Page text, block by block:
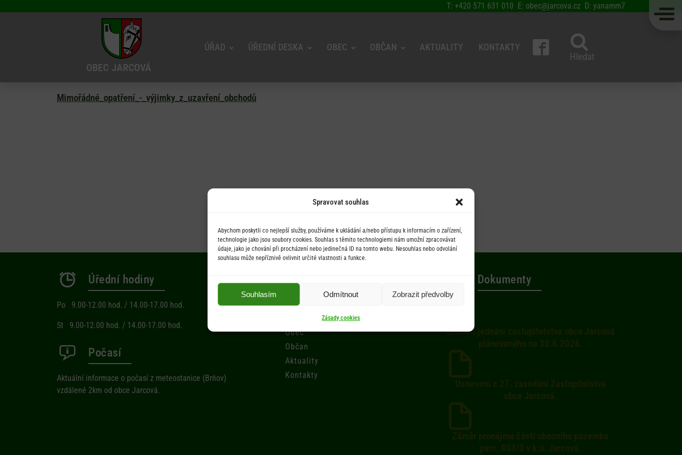
Spravovat souhlas
Abychom poskytli co nejlepší služby, používáme k ukládání a/nebo přístupu k informacím o zařízení,
technologie jako jsou soubory cookies. Souhlas s těmito technologiemi nám umožní zpracovávat
údaje, jako je chování při procházení nebo jedinečná ID na tomto webu. Nesouhlas nebo odvolání
souhlasu může nepříznivě ovlivnit určité vlastnosti a funkce.
Souhlasím Odmítnout Zobrazit předvolby
Zásady cookies
T: +420 571 631 010 E: obec@jarcova.cz D: yanamm7
OBEC JARCOVÁ
ÚŘAD ÚŘEDNÍ DESKA OBEC OBČAN AKTUALITY KONTAKTY
Hledat
Mimořádné_opatření_-_výjimky_z_uzavření_obchodů
Úřední hodiny
Po 9.00-12.00 hod. / 14.00-17.00 hod.
St 9.00-12.00 hod. / 14.00-17.00 hod.
Počasí
Aktuální informace o počasí z meteostanice (Brňov)
vzdálené 2km od obce Jarcová.
Menu
Úřad
Úřední deska
Obec
Občan
Aktuality
Kontakty
Dokumenty
Zrušení jednání zastupitelstva obce Jarcová